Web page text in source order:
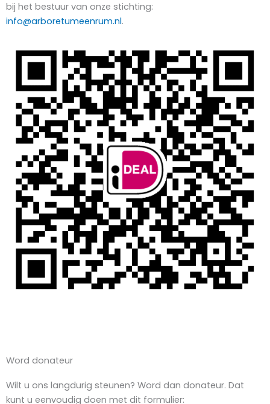
bij het bestuur van onze stichting:
info@arboretumeenrum.nl.
Word donateur
Wilt u ons langdurig steunen? Word dan donateur. Dat
kunt u eenvoudig doen met dit formulier: